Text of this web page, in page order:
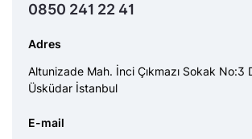
0850 241 22 41
Adres
Altunizade Mah. İnci Çıkmazı Sokak No:3
Üsküdar İstanbul
E-mail